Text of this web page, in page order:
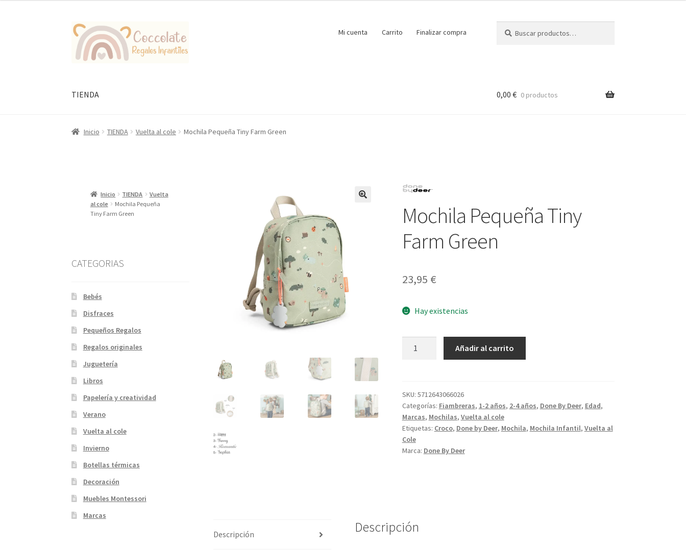
Ir
la
Ir
al
contenido
Mi cuenta Carrito Finalizar compra
por:
TIENDA 0,00 € 0 productos
Inicio TIENDA Vuelta al cole Mochila Pequeña Tiny Farm Green
Mochila Pequeña Tiny
Farm Green
23,95 €
Hay existencias
Green
cantidad
Añadir al carrito
SKU: 5712643066026
Categorías: Fiambreras, 1-2 años, 2-4 años, Done By Deer, Edad,
Marcas, Mochilas, Vuelta al cole
Etiquetas: Croco, Done by Deer, Mochila, Mochila Infantil, Vuelta al
Cole
Marca: Done By Deer
Descripción Descripción
Inicio TIENDA
Vuelta
al cole
Mochila Pequeña
Tiny Farm Green
CATEGORIAS
Bebés
Disfraces
Pequeños Regalos
Regalos originales
Juguetería
Libros
Papelería y creatividad
Verano
Vuelta al cole
Invierno
Botellas térmicas
Decoración
Muebles Montessori
Marcas